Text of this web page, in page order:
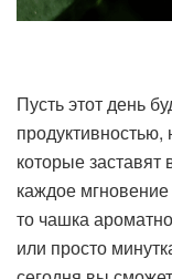
Пусть этот день
продуктивностью,
которые
каждое
то чашка
или просто